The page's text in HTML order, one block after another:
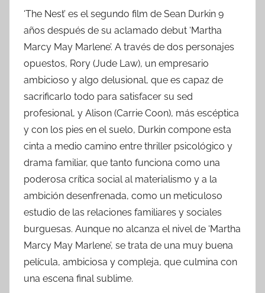
‘The Nest’ es el segundo film de Sean Durkin 9
años después de su aclamado debut ‘Martha
Marcy May Marlene’. A través de dos personajes
opuestos, Rory (Jude Law), un empresario
ambicioso y algo delusional, que es capaz de
sacrificarlo todo para satisfacer su sed
profesional, y Alison (Carrie Coon), más escéptica
y con los pies en el suelo, Durkin compone esta
cinta a medio camino entre thriller psicológico y
drama familiar, que tanto funciona como una
poderosa crítica social al materialismo y a la
ambición desenfrenada, como un meticuloso
estudio de las relaciones familiares y sociales
burguesas. Aunque no alcanza el nivel de ‘Martha
Marcy May Marlene’, se trata de una muy buena
película, ambiciosa y compleja, que culmina con
una escena final sublime.